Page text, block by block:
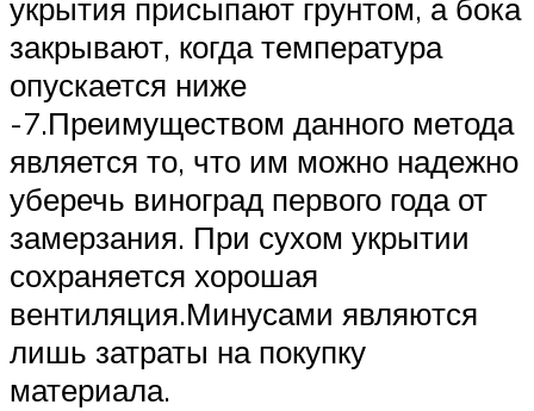
укрытия присыпают грунтом, а бока
закрывают, когда температура
опускается ниже
-7.Преимуществом данного метода
является то, что им можно надежно
уберечь виноград первого года от
замерзания. При сухом укрытии
сохраняется хорошая
вентиляция.Минусами являются
лишь затраты на покупку
материала.